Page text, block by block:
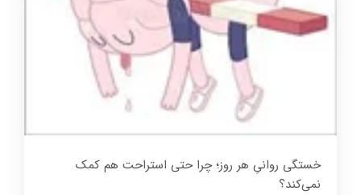
خستگی روانیِ هر روز؛ چرا حتی استراحت هم کمک
نمی‌کند؟